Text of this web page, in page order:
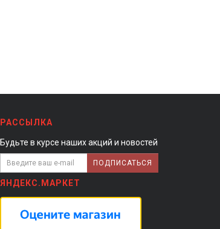
РАССЫЛКА
Будьте в курсе наших акций и новостей
ПОДПИСАТЬСЯ
ЯНДЕКС.МАРКЕТ